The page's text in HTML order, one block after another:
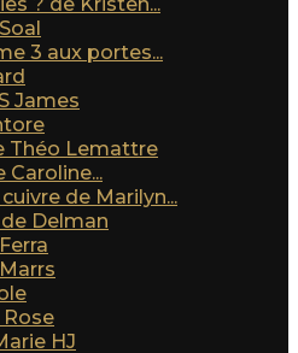
3 aux portes...
James
Théo Lemattre
Caroline...
de Marilyn...
Delman
Rose
HJ